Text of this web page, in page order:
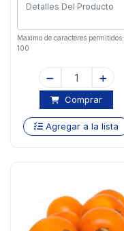
Maximo de caracteres permitidos:
100
Comprar
Agregar a la lista